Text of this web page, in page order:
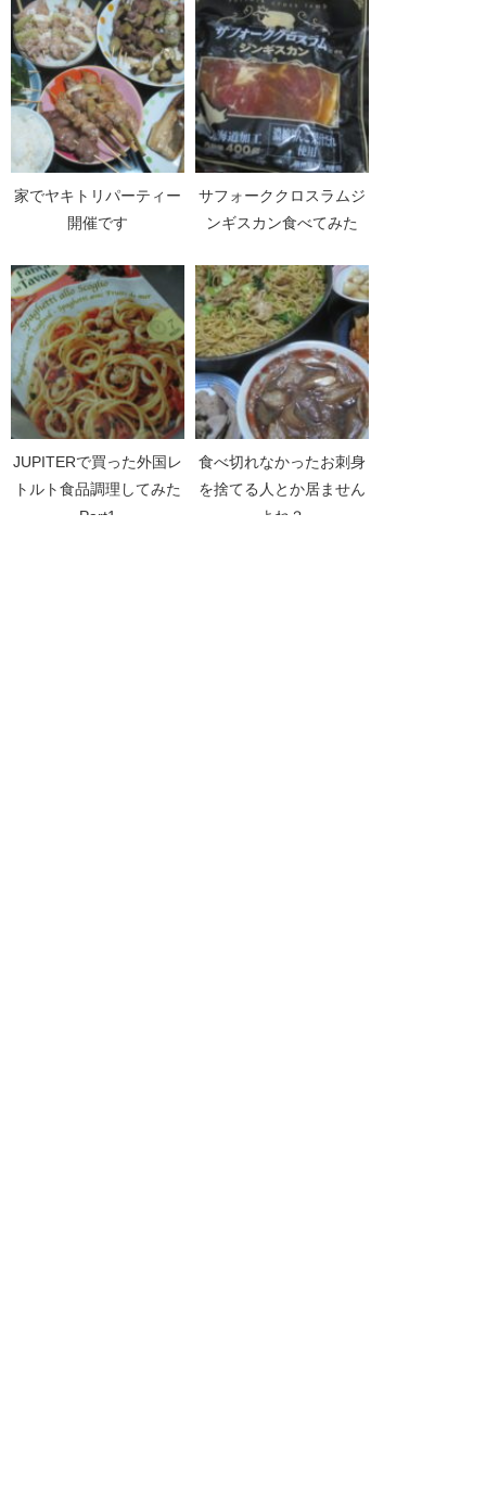
家でヤキトリパーティー
開催です
サフォーククロスラムジ
ンギスカン食べてみた
JUPITERで買った外国レ
トルト食品調理してみた
Part1
食べ切れなかったお刺身
を捨てる人とか居ません
よね？